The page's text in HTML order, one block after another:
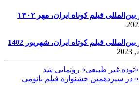
فیلم کوتاه ایران، مهر ۱۴۰۲
فیلم کوتاه ایران، شهریور 1402
«توده غیر طبیعی» رونمایی شد
در سیزدهمین جشنواره فیلم باتومی